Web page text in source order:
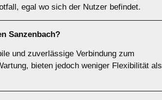
egal wo sich der Nutzer befindet.
Sanzenbach?
und zuverlässige Verbindung zum
bieten jedoch weniger Flexibilität als